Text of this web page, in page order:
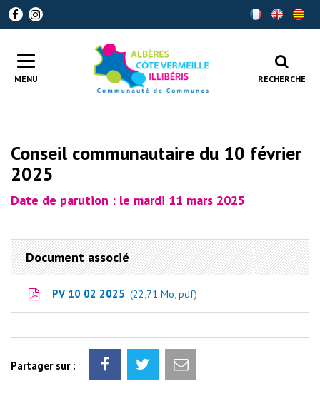
Gestion des traceurs
Lien
vers
compte
Facebook
Lien
vers
Toggle
navigation
MENU RECHERCHE
Conseil communautaire du 10 février
2025
Date de parution : le mardi 11 mars 2025
Document associé
PV 10 02 2025 22,71 Mo, pdf
Partager sur :